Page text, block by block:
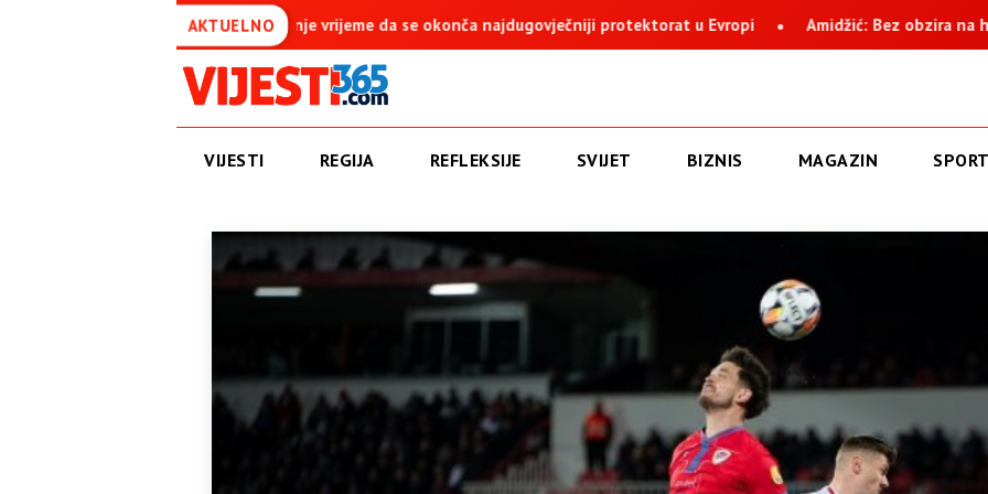
AKTUELNO
da se okonča najdugovječniji protektorat u Evropi Amidžić: Bez obzira na histeriju i nervozu, Suljagić i institucija na
VIJESTI REGIJA REFLEKSIJE SVIJET BIZNIS MAGAZIN SPORT